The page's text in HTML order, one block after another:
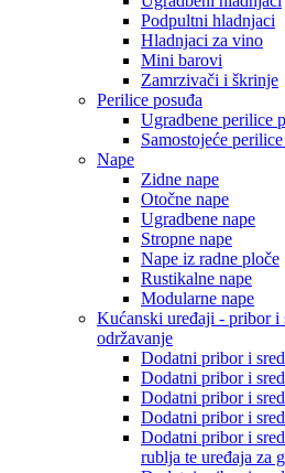
Podpultni hladnjaci
Hladnjaci za vino
Mini barovi
Zamrzivači i škrinje
Perilice posuđa
Ugradbene perilice
Samostojeće
Nape
Zidne nape
Otočne nape
Ugradbene nape
Stropne nape
Nape iz radne ploče
Rustikalne nape
Modularne nape
Kućanski uređaji - pribor i
održavanje
Dodatni pribor i
Dodatni pribor i
Dodatni pribor i
Dodatni pribor i
Dodatni pribor i
rublja te uređaja za